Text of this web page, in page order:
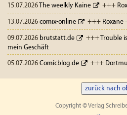
15.07.2026 The weelkly Kaine +++
13.07.2026 comix-online +++ Roxane
09.07.2026 brutstatt.de +++Trouble
mein Geschäft
05.07.2026 Comicblog.de +++
zurück nach
Copyright © Verlag